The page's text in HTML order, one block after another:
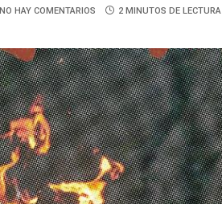
NO HAY COMENTARIOS 2 MINUTOS DE LECTURA